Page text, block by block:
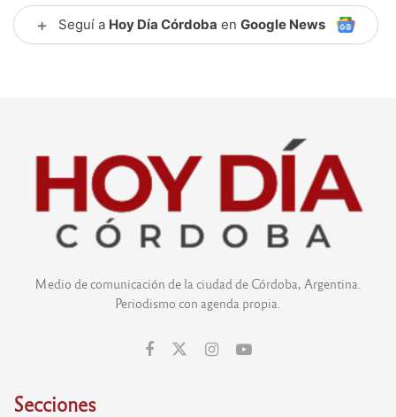
+ Seguí a Hoy Día Córdoba en Google News
Medio de comunicación de la ciudad de Córdoba, Argentina.
Periodismo con agenda propia.
Secciones